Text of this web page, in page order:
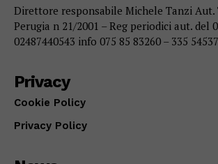
Direttore responsabile Michele Tanzi Aut.
Perugia n 21/2001 – Reg periodici aut. del
02487440543 info 075 85 83260 – 335
Privacy
Cookie Policy
Privacy Policy